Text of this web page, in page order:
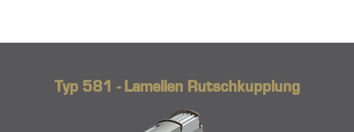
Typ 581 - Lamellen Rutschkupplung